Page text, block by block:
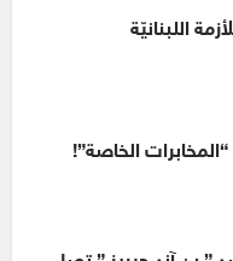
اللبنانيّة
الخاصة”!